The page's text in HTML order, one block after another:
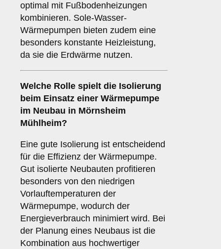
optimal mit Fußbodenheizungen
kombinieren. Sole-Wasser-
Wärmepumpen bieten zudem eine
besonders konstante Heizleistung,
da sie die Erdwärme nutzen.
Welche Rolle spielt die Isolierung
beim Einsatz einer Wärmepumpe
im Neubau in Mörnsheim
Mühlheim?
Eine gute Isolierung ist entscheidend
für die Effizienz der Wärmepumpe.
Gut isolierte Neubauten profitieren
besonders von den niedrigen
Vorlauftemperaturen der
Wärmepumpe, wodurch der
Energieverbrauch minimiert wird. Bei
der Planung eines Neubaus ist die
Kombination aus hochwertiger